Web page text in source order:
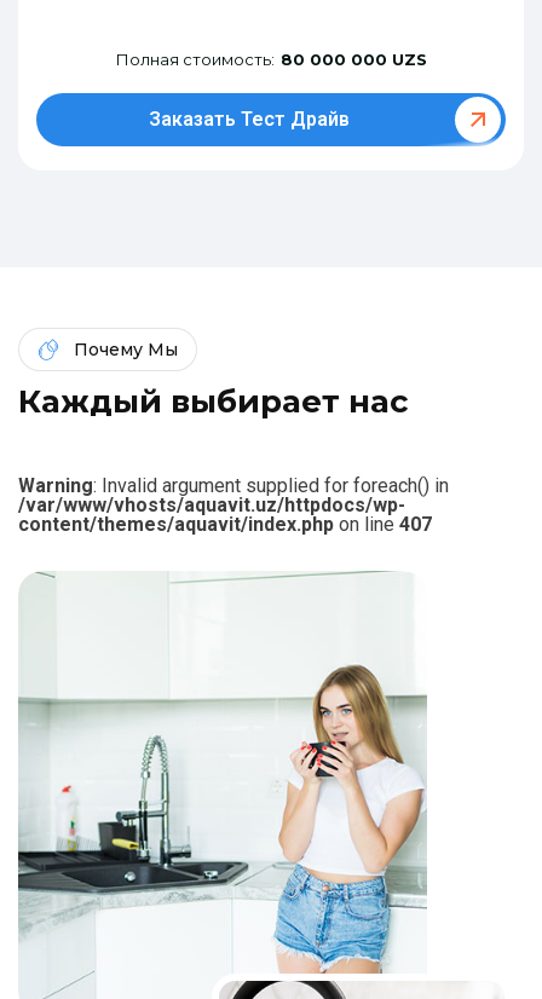
Полная стоимость: 80 000 000 UZS
Заказать Тест Драйв
Почему Мы
Каждый выбирает нас
Warning: Invalid argument supplied for foreach() in
/var/www/vhosts/aquavit.uz/httpdocs/wp-
content/themes/aquavit/index.php on line 407